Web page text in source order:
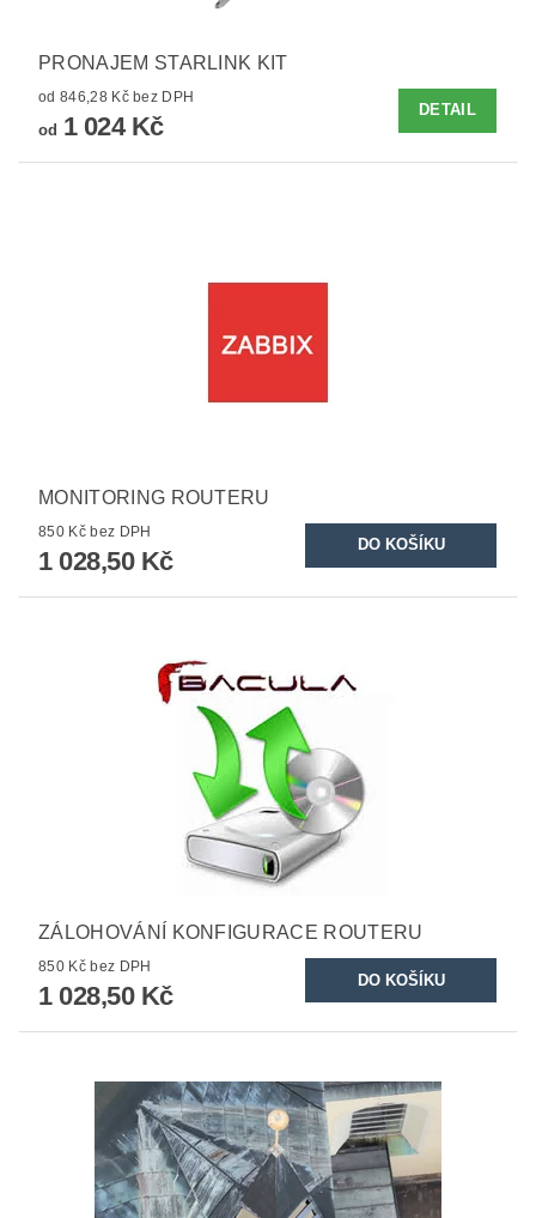
PRONAJEM STARLINK KIT
od 846,28 Kč bez DPH
od 1 024 Kč
DETAIL
MONITORING ROUTERU
850 Kč bez DPH
1 028,50 Kč
ZÁLOHOVÁNÍ KONFIGURACE ROUTERU
850 Kč bez DPH
1 028,50 Kč